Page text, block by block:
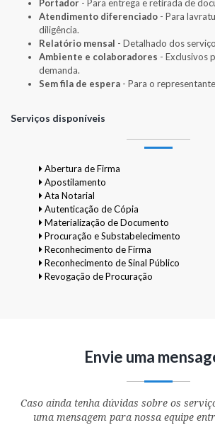
Portador - Para entrega e retirada de
Atendimento diferenciado - Para
diligência.
Relatório mensal - Detalhado dos
Ambiente e colaboradores - Exclusivos
demanda.
Sem fila de espera - Para o
Serviços disponíveis
Abertura de Firma
Apostilamento
Ata Notarial
Autenticação de Cópia
Materialização de Documento
Procuração e Substabelecimento
Reconhecimento de Firma
Reconhecimento de Sinal Público
Revogação de Procuração
Envie uma
Caso ainda tenha dúvidas sobre os
uma mensagem para nossa equipe